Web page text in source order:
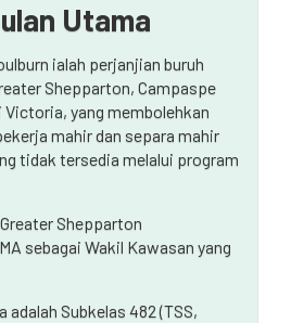
dinilai?
ada?
ditanya
Utama
ialah perjanjian buruh
Shepparton, Campaspe
Victoria, yang membolehkan
mahir dan separa mahir
tidak tersedia melalui program
Shepparton
sebagai Wakil Kawasan yang
adalah Subkelas 482 (TSS,